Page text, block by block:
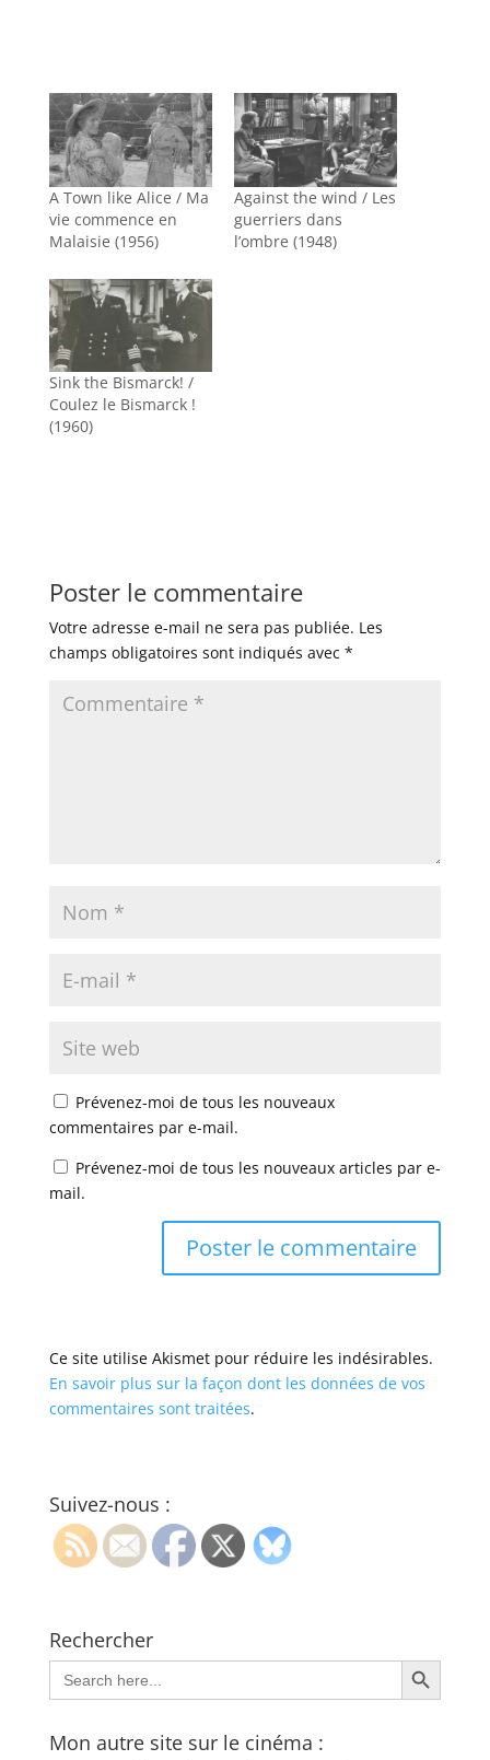
A Town like Alice / Ma
vie commence en
Malaisie (1956)
Against the wind / Les
guerriers dans
l’ombre (1948)
Sink the Bismarck! /
Coulez le Bismarck !
(1960)
Poster le commentaire
Votre adresse e-mail ne sera pas publiée. Les
champs obligatoires sont indiqués avec *
Prévenez-moi de tous les nouveaux
commentaires par e-mail.
Prévenez-moi de tous les nouveaux articles par e-
mail.
Ce site utilise Akismet pour réduire les indésirables.
En savoir plus sur la façon dont les données de vos
commentaires sont traitées.
Suivez-nous :
Rechercher
Search
for:
Search Button
Mon autre site sur le cinéma :